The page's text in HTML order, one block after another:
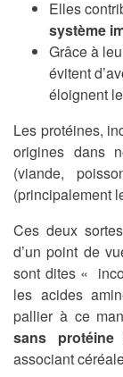
Elles
système
Grâce à
évitent
éloignent
Les protéines,
origines dans
(viande,
(principalement
Ces deux
d’un point de
sont dites «
les acides
pallier à ce
sans protéine
associant